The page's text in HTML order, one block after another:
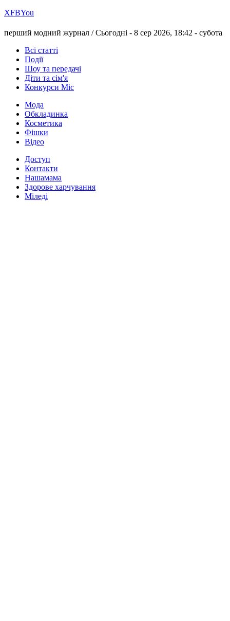
ХFBYou
перший модний журнал /Сьогодні - 8 сер 2026, 18:42 - субота
Всі статті
Події
Шоу та передачі
Діти та сім'я
Конкурси Міс
Мода
Обкладинка
Косметика
Фішки
Відео
Доступ
Контакти
Нашамама
Здорове харчування
Міледі